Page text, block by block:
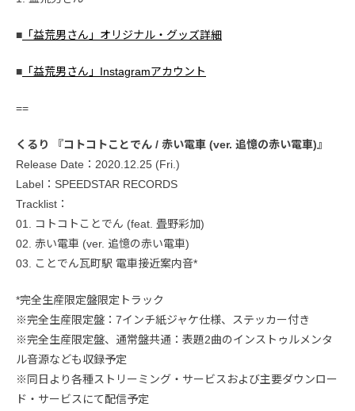
■ 「益荒男さん」オリジナル・グッズ詳細
■ 「益荒男さん」Instagramアカウント
==
くるり 『コトコトことでん / 赤い電車 (ver. 追憶の赤い電車)』
Release Date：2020.12.25 (Fri.)
Label：SPEEDSTAR RECORDS
Tracklist：
01. コトコトことでん (feat. 畳野彩加)
02. 赤い電車 (ver. 追憶の赤い電車)
03. ことでん瓦町駅 電車接近案内音*
*完全生産限定盤限定トラック
※完全生産限定盤：7インチ紙ジャケ仕様、ステッカー付き
※完全生産限定盤、通常盤共通：表題2曲のインストゥルメンタ
ル音源なども収録予定
※同日より各種ストリーミング・サービスおよび主要ダウンロー
ド・サービスにて配信予定